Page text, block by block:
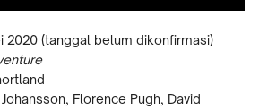
2020 (tanggal belum dikonfirmasi)
Florence Pugh, David